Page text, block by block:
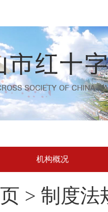
机构概况
> 制度法